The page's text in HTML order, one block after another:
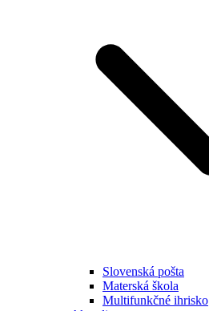
Slovenská pošta
Materská škola
Multifunkčné ihrisko